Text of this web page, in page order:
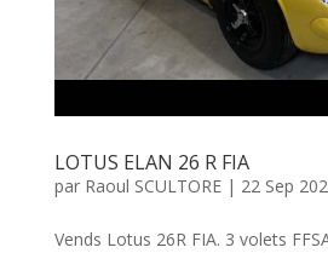
LOTUS ELAN 26 R FIA
par Raoul SCULTORE| 22 Sep
Vends Lotus 26R FIA. 3 volets